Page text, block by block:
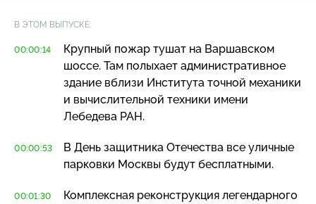
В ЭТОМ ВЫПУСКЕ:
00:00:14
Крупный пожар тушат на Варшавском
шоссе. Там полыхает административное
здание вблизи Института точной механики
и вычислительной техники имени
Лебедева РАН.
00:00:53
В День защитника Отечества все уличные
парковки Москвы будут бесплатными.
00:01:30
Комплексная реконструкция легендарного